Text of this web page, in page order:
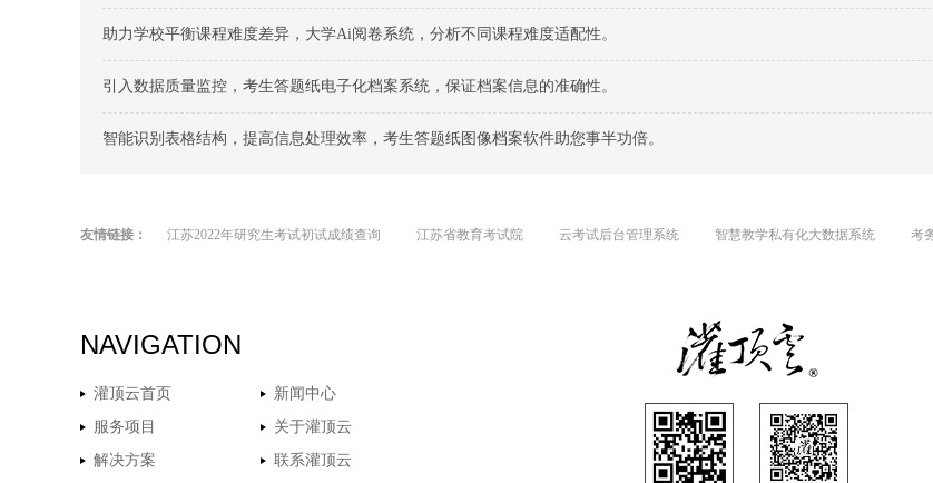
助力学校平衡课程难度差异，大学Ai阅卷系统，分析不同课程难度适配性。
引入数据质量监控，考生答题纸电子化档案系统，保证档案信息的准确性。
智能识别表格结构，提高信息处理效率，考生答题纸图像档案软件助您事半功倍。
友情链接： 江苏2022年研究生考试初试成绩查询 江苏省教育考试院 云考试后台管理系统 智慧教学私有化大数据系统 考
NAVIGATION
灌顶云首页
新闻中心
服务项目
关于灌顶云
解决方案
联系灌顶云